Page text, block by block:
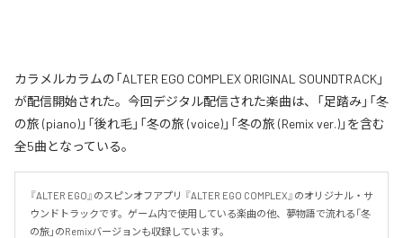
カラメルカラムの「ALTER EGO COMPLEX ORIGINAL SOUNDTRACK」
が配信開始された。今回デジタル配信された楽曲は、「足踏み」「冬
の旅 (piano)」「後れ毛」「冬の旅 (voice)」「冬の旅 (Remix ver.)」を含む
全5曲となっている。
『ALTER EGO』のスピンオフアプリ 『ALTER EGO COMPLEX』のオリジナル・サ
ウンドトラックです。ゲーム内で使用している楽曲の他、夢物語で流れる「冬
の旅」のRemixバージョンも収録しています。